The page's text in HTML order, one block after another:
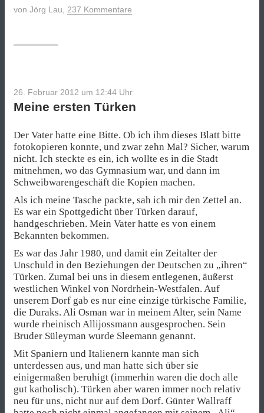
von Jörg Lau 237 Kommentare
26. Februar 2012 um 12:44 Uhr
Meine ersten Türken
Der Vater hatte eine Bitte. Ob ich ihm dieses Blatt bitte
fotokopieren konnte, und zwar zehn Mal? Sicher, warum
nicht. Ich steckte es ein, ich wollte es in die Stadt
mitnehmen, wo das Gymnasium war, und dann im
Schweibwarengeschäft die Kopien machen.
Als ich meine Tasche packte, sah ich mir den Zettel an.
Es war ein Spottgedicht über Türken darauf,
handgeschrieben. Mein Vater hatte es von einem
Bekannten bekommen.
Es war das Jahr 1980, und damit ein Zeitalter der
Unschuld in den Beziehungen der Deutschen zu „ihren“
Türken. Zumal bei uns in diesem entlegenen, äußerst
westlichen Winkel von Nordrhein-Westfalen. Auf
unserem Dorf gab es nur eine einzige türkische Familie,
die Duraks. Ali Osman war in meinem Alter, sein Name
wurde rheinisch Allijossmann ausgesprochen. Sein
Bruder Süleyman wurde Sleemann genannt.
Mit Spaniern und Italienern kannte man sich
unterdessen aus, und man hatte sich über sie
einigermaßen beruhigt (immerhin waren die doch alle
gut katholisch). Türken aber waren immer noch relativ
neu für uns, nicht nur auf dem Dorf. Günter Wallraff